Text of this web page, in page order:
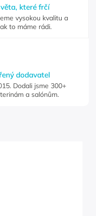
které frčí
vysokou kvalitu a
to máme rádi.
dodavatel
Dodali jsme 300+
a salónům.